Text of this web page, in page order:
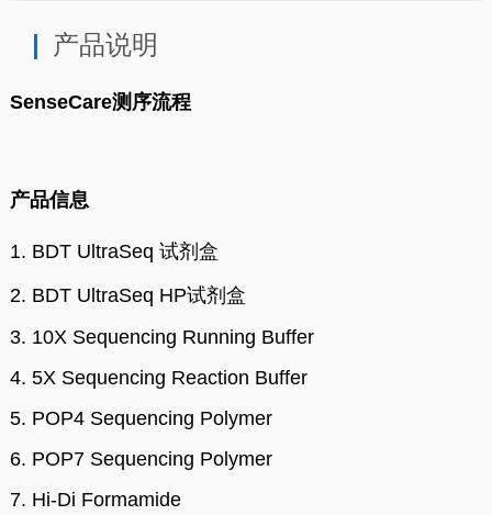
产品说明
SenseCare测序流程
产品信息
1. BDT UltraSeq 试剂盒
2. BDT UltraSeq HP试剂盒
3. 10X Sequencing Running Buffer
4. 5X Sequencing Reaction Buffer
5. POP4 Sequencing Polymer
6. POP7 Sequencing Polymer
7. Hi-Di Formamide